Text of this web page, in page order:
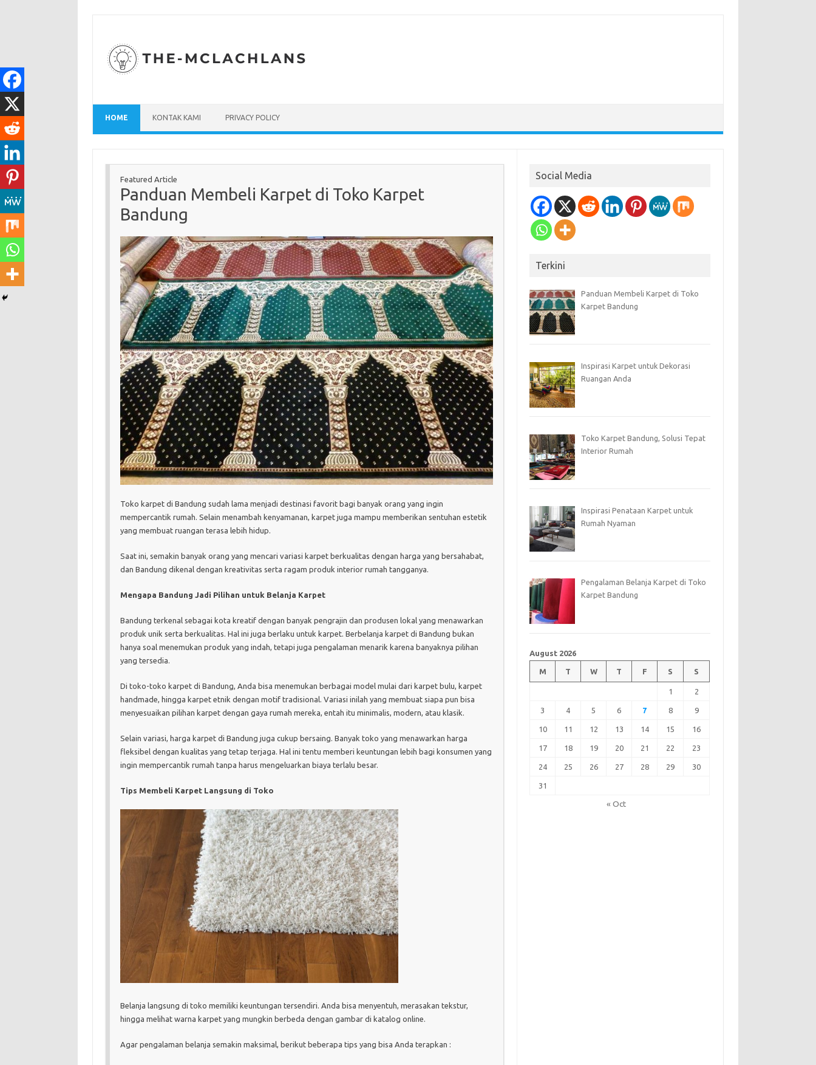
HOME KONTAK KAMI PRIVACY POLICY
Featured Article
Panduan Membeli Karpet di Toko Karpet
Bandung
Toko karpet di Bandung sudah lama menjadi destinasi favorit bagi banyak orang yang ingin
mempercantik rumah. Selain menambah kenyamanan, karpet juga mampu memberikan sentuhan estetik
yang membuat ruangan terasa lebih hidup.
Saat ini, semakin banyak orang yang mencari variasi karpet berkualitas dengan harga yang bersahabat,
dan Bandung dikenal dengan kreativitas serta ragam produk interior rumah tangganya.
Mengapa Bandung Jadi Pilihan untuk Belanja Karpet
Bandung terkenal sebagai kota kreatif dengan banyak pengrajin dan produsen lokal yang menawarkan
produk unik serta berkualitas. Hal ini juga berlaku untuk karpet. Berbelanja karpet di Bandung bukan
hanya soal menemukan produk yang indah, tetapi juga pengalaman menarik karena banyaknya pilihan
yang tersedia.
Di toko-toko karpet di Bandung, Anda bisa menemukan berbagai model mulai dari karpet bulu, karpet
handmade, hingga karpet etnik dengan motif tradisional. Variasi inilah yang membuat siapa pun bisa
menyesuaikan pilihan karpet dengan gaya rumah mereka, entah itu minimalis, modern, atau klasik.
Selain variasi, harga karpet di Bandung juga cukup bersaing. Banyak toko yang menawarkan harga
fleksibel dengan kualitas yang tetap terjaga. Hal ini tentu memberi keuntungan lebih bagi konsumen yang
ingin mempercantik rumah tanpa harus mengeluarkan biaya terlalu besar.
Tips Membeli Karpet Langsung di Toko
Belanja langsung di toko memiliki keuntungan tersendiri. Anda bisa menyentuh, merasakan tekstur,
hingga melihat warna karpet yang mungkin berbeda dengan gambar di katalog online.
Agar pengalaman belanja semakin maksimal, berikut beberapa tips yang bisa Anda terapkan :
Social Media
Terkini
Panduan Membeli Karpet di Toko
Karpet Bandung
Inspirasi Karpet untuk Dekorasi
Ruangan Anda
Toko Karpet Bandung, Solusi Tepat
Interior Rumah
Inspirasi Penataan Karpet untuk
Rumah Nyaman
Pengalaman Belanja Karpet di Toko
Karpet Bandung
August 2026
M T W T F S S
1 2
3 4 5 6 7 8 9
10 11 12 13 14 15 16
17 18 19 20 21 22 23
24 25 26 27 28 29 30
31
« Oct